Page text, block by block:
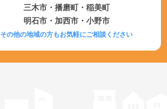
三木市・播磨町・稲美町
明石市・加西市・小野市
その他の地域の方もお気軽にご相談ください